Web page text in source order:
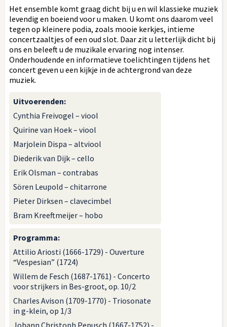
Het ensemble komt graag dicht bij u en wil klassieke muziek
levendig en boeiend voor u maken. U komt ons daarom veel
tegen op kleinere podia, zoals mooie kerkjes, intieme
concertzaaltjes of een oud slot. Daar zit u letterlijk dicht bij
ons en beleeft u de muzikale ervaring nog intenser.
Onderhoudende en informatieve toelichtingen tijdens het
concert geven u een kijkje in de achtergrond van deze
muziek.
Uitvoerenden:
Cynthia Freivogel – viool
Quirine van Hoek – viool
Marjolein Dispa – altviool
Diederik van Dijk – cello
Erik Olsman – contrabas
Sören Leupold – chitarrone
Pieter Dirksen – clavecimbel
Bram Kreeftmeijer – hobo
Programma:
Attilio Ariosti (1666-1729) - Ouverture
“Vespesian” (1724)
Willem de Fesch (1687-1761) - Concerto
voor strijkers in Bes-groot, op. 10/2
Charles Avison (1709-1770) - Triosonate
in g-klein, op 1/3
Johann Christoph Pepusch (1667-1752) -